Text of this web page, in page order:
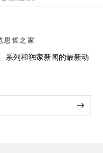
思哲之家
系列和独家新闻的最新动